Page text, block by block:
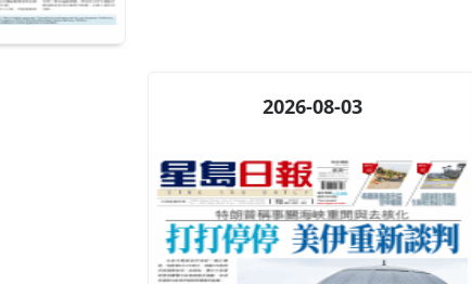
2026-08-03